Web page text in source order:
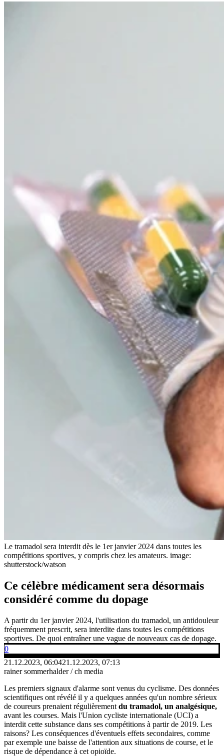
Le tramadol sera interdit dès le 1er janvier 2024 dans toutes les
compétitions sportives, y compris chez les amateurs. image:
shutterstock/watson
Ce célèbre médicament sera désormais
considéré comme du dopage
A partir du 1er janvier 2024, l'utilisation du tramadol, un antidouleur
fréquemment prescrit, sera interdite dans toutes les compétitions
sportives. De quoi entraîner une vague de nouveaux cas de dopage.
0
21.12.2023, 06:0421.12.2023, 07:13
rainer sommerhalder / ch media
Les premiers signaux d'alarme sont venus du cyclisme. Des données
scientifiques ont révélé il y a quelques années qu'un nombre sérieux
de coureurs prenaient régulièrement du tramadol, un analgésique,
avant les courses. Mais l'Union cycliste internationale (UCI) a
interdit cette substance dans ses compétitions à partir de 2019. Les
raisons? Les conséquences d'éventuels effets secondaires, comme
par exemple une baisse de l'attention aux situations de course, et le
risque de dépendance à cet opioïde.